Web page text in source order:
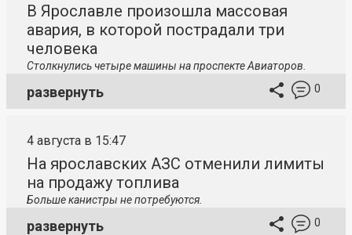
В Ярославле произошла массовая
авария, в которой пострадали три
человека
Столкнулись четыре машины на проспекте Авиаторов.
развернуть 0
4 августа в 15:47
На ярославских АЗС отменили лимиты
на продажу топлива
Больше канистры не потребуются.
развернуть 0